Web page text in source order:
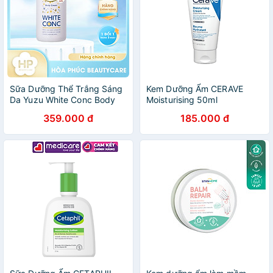
Sữa Dưỡng Thể Trắng Sáng
Da Yuzu White Conc Body
359.000 đ
Kem Dưỡng Ẩm CERAVE
Moisturising 50ml
185.000 đ